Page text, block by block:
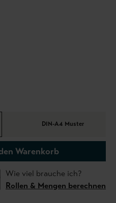
DIN-A4 Muster
Warenkorb
Wie viel brauche ich?
Rollen & Mengen berechnen